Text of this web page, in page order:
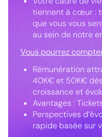
tiennent à cœur :
que vous vous
au sein de notre
Vous pourrez
Rémunération
40K€ et 50K€
croissance et
Avantages :
Perspectives
rapide basée sur